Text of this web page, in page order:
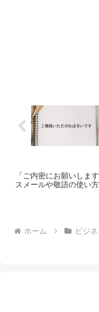
「ご内密にお願いしま
スメールや敬語の使い
ホーム ビジ